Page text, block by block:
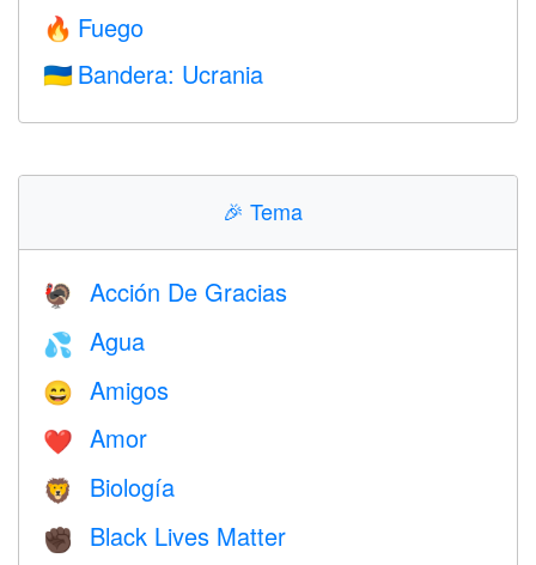
🔥 Fuego
🇺🇦 Bandera: Ucrania
🎉 Tema
🦃 Acción De Gracias
💦 Agua
😄 Amigos
❤️️ Amor
🦁 Biología
✊🏿 Black Lives Matter